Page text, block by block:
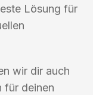
Lösung für
wir dir auch
für deinen